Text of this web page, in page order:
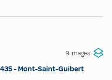
9 images
-Mont-Saint-Guibert